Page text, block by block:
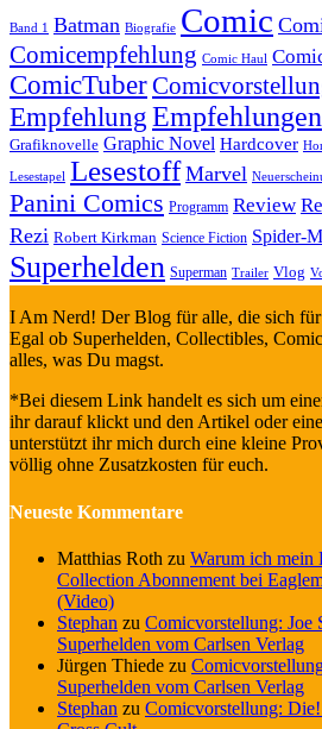
Band 1 Batman Biografie Comic
Comicempfehlung Comic Haul
ComicTuber
Empfehlung Empfehlungen
Grafiknovelle Graphic Novel Hardcover
Lesestapel Lesestoff Marvel
Panini Comics Programm Review
Rezi Robert Kirkman Science Fiction Spider-
Superhelden Superman Trailer Vlog
I Am Nerd! Der Blog für alle, die sich für
Egal ob Superhelden, Collectibles,
alles, was Du magst.
*Bei diesem Link handelt es sich um
ihr darauf klickt und den Artikel oder
unterstützt ihr mich durch eine kleine
völlig ohne Zusatzkosten für euch.
Neueste Kommentare
Matthias Roth zu Warum ich mein
Collection Abonnement bei
(Video)
Stephan zu Comicvorstellung: Joe
Superhelden vom Carlsen Verlag
Jürgen Thiede zu
Superhelden vom Carlsen Verlag
Stephan zu Comicvorstellung: